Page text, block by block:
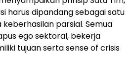
harus dipandang sebagai satu
parsial. Semua
ego sektoral, bekerja
tujuan serta sense of crisis